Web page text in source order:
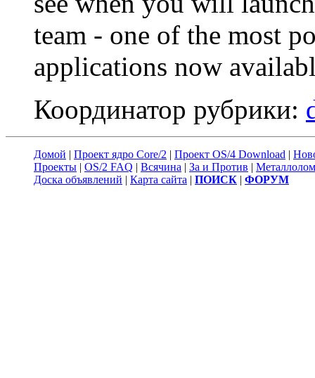
team - one of the most
applications now
Координатор рубрики:
Домой | Проект ядро Core/2 | Проект OS/4 Download |
Проекты | OS/2 FAQ | Всячина | За и Против | Металлолом
Доска объявлений | Карта сайта | ПОИСК | ФОРУМ